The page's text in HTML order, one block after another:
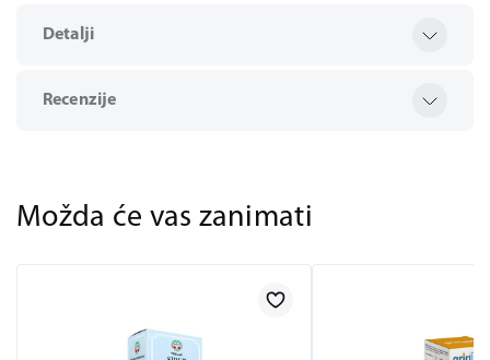
Detalji
Recenzije
Možda će vas zanimati